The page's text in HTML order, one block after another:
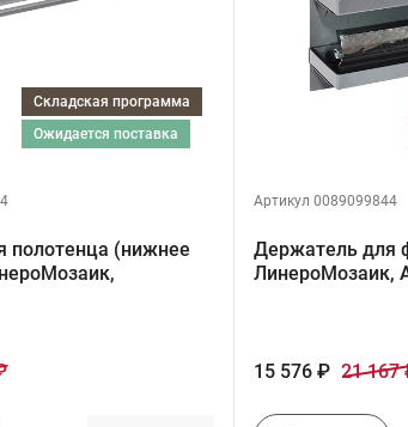
Складская программа
ожидается поставка
полотенца (нижнее
Артикул 0089099844
Держатель для
ЛинероМозаик,
15 576 ₽ 21 167